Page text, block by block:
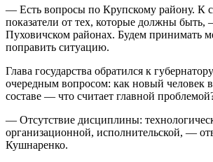
— Есть вопросы по Крупскому району. К
показатели от тех, которые должны
Пуховичском районах. Будем принимать
поправить ситуацию.
Глава государства обратился к
очередным вопросом: как новый человек
составе — что считает главной
— Отсутствие дисциплины:
организационной, исполнительской, —
Кушнаренко.